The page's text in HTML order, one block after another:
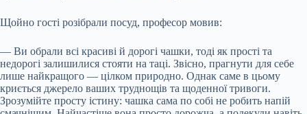
Щойно гості розібрали посуд, професор мовив:
— Ви обрали всі красиві й дорогі чашки, тоді як прості та
недорогі залишилися стояти на таці. Звісно, прагнути для себе
лише найкращого — цілком природно. Однак саме в цьому
криється джерело ваших труднощів та щоденної тривоги.
Зрозумійте просту істину: чашка сама по собі не робить напій